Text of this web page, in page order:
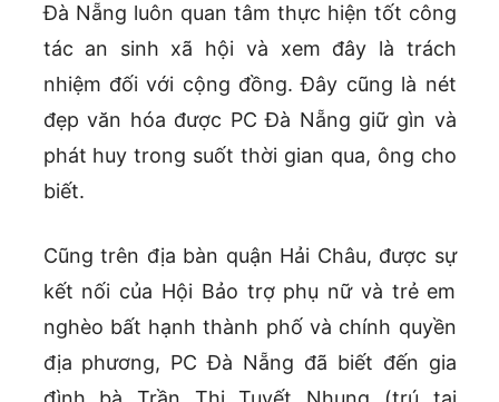
Đà Nẵng luôn quan tâm thực hiện tốt công
tác an sinh xã hội và xem đây là trách
nhiệm đối với cộng đồng. Đây cũng là nét
đẹp văn hóa được PC Đà Nẵng giữ gìn và
phát huy trong suốt thời gian qua, ông cho
biết.
Cũng trên địa bàn quận Hải Châu, được sự
kết nối của Hội Bảo trợ phụ nữ và trẻ em
nghèo bất hạnh thành phố và chính quyền
địa phương, PC Đà Nẵng đã biết đến gia